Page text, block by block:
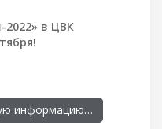
в ЦВК
информацию…